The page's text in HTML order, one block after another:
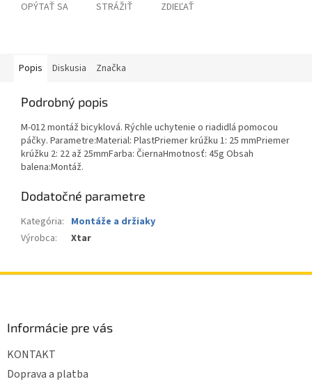
OPÝTAŤ SA STRÁŽIŤ ZDIEĽAŤ
Popis Diskusia Značka
Podrobný popis
M-012 montáž bicyklová. Rýchle uchytenie o riadidlá pomocou
páčky. Parametre:Material: PlastPriemer krúžku 1: 25 mmPriemer
krúžku 2: 22 až 25mmFarba: ČiernaHmotnosť: 45g Obsah
balena:Montáž.
Dodatočné parametre
Kategória: Montáže a držiaky
Výrobca: Xtar
Informácie pre vás
KONTAKT
Doprava a platba